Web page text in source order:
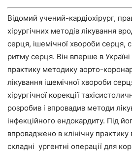
Відомий учений-кардіохірург,
хірургічних методів лікування
серця, ішемічної хвороби серця,
ритму серця. Він вперше в
практику методику аорто-
лікування ішемічної хвороби
хірургічної корекції
розробив і впровадив методи
інфекційного ендокардиту. Під
впроваджено в клінічну практику
складні ургентні операції для